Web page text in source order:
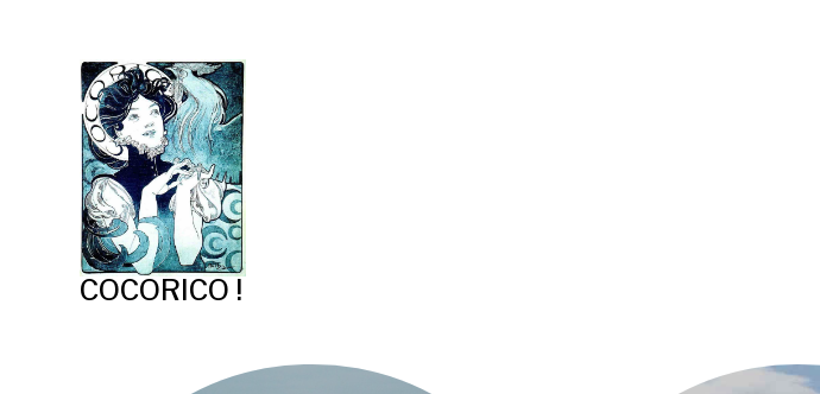
COCORICO !